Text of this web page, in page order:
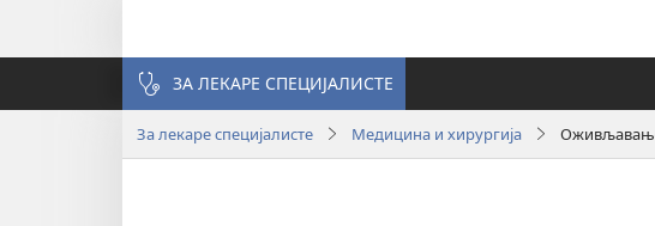
ЗА ЛЕКАРЕ СПЕЦИЈАЛИСТЕ
За лекаре специјалисте Медицина и хирургија